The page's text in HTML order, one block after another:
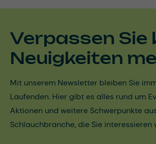
Verpassen Sie
Neuigkeiten
Mit unserem Newsletter bleiben Sie
Laufenden. Hier gibt es alles rund um
Aktionen und weitere Schwerpunkte
Schlauchbranche, die Sie interessieren